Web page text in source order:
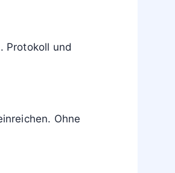
Protokoll und
Ohne